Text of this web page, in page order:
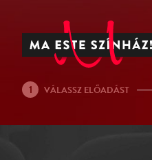
1 VÁLASSZ ELŐADÁST